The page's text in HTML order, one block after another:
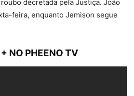
decretada pela Justiça. João
feira, enquanto Jemison segue
NO PHEENO TV